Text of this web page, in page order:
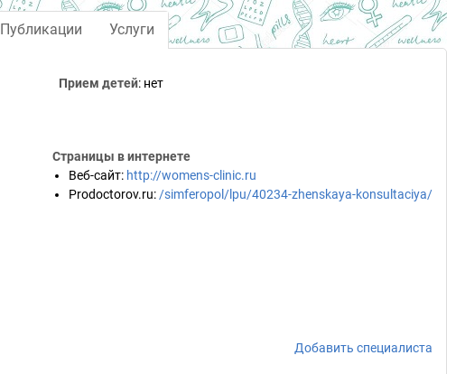
Публикации Услуги
Прием детей: нет
Страницы в интернете
Веб-сайт: http://womens-clinic.ru
Prodoctorov.ru: /simferopol/lpu/40234-zhenskaya-konsultaciya/
Добавить специалиста